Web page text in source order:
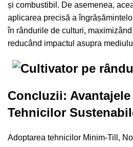
și combustibil. De asemenea,
aplicarea precisă a
în rândurile de culturi,
reducând impactul asupra
Concluzii:
Tehnicilor
Adoptarea tehnicilor Minim-Till,